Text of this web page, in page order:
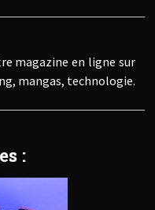
magazine en ligne sur
mangas, technologie.
: